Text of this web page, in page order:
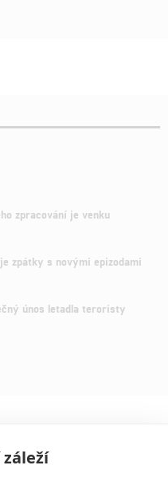
zpracování je venku
zpátky s novými epizodami
únos letadla teroristy